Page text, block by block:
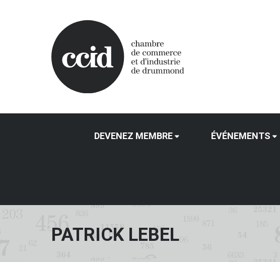
DEVENEZ MEMBRE ÉVÉNEMENTS
PATRICK LEBEL